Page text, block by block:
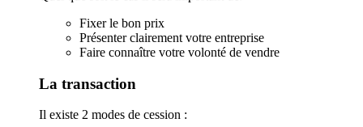
Fixer le bon prix
Présenter clairement votre entreprise
Faire connaître votre volonté de vendre
La transaction
Il existe 2 modes de cession :